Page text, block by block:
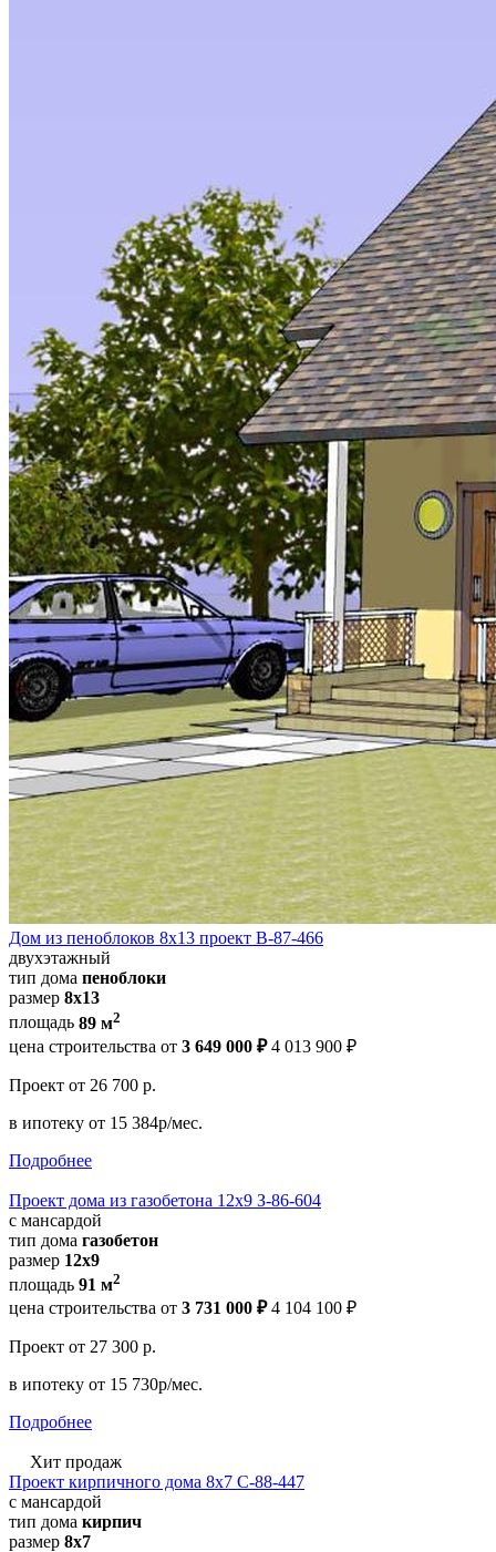
Дом из пеноблоков 8х13 проект В-87-466
двухэтажный
тип дома пеноблоки
размер 8х13
площадь 89 м2
цена строительства от 3 649 000 ₽ 4 013 900 ₽
Проект от 26 700 р.
в ипотеку от 15 384р/мес.
Подробнее
Проект дома из газобетона 12х9 З-86-604
с мансардой
тип дома газобетон
размер 12х9
площадь 91 м2
цена строительства от 3 731 000 ₽ 4 104 100 ₽
Проект от 27 300 р.
в ипотеку от 15 730р/мес.
Подробнее
Хит продаж
Проект кирпичного дома 8х7 С-88-447
с мансардой
тип дома кирпич
размер 8х7